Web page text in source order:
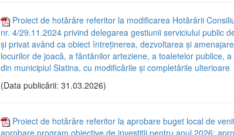
Proiect de hotărâre referitor la modificarea Hotărârii
nr. 4/29.11.2024 privind delegarea gestiunii serviciului public
și privat având ca obiect întreținerea, dezvoltarea și
locurilor de joacă, a fântânilor arteziene, a toaletelor publice,
din municipiul Slatina, cu modificările și completările ulterioare
(Data publicării: 31.03.2026)
Proiect de hotărâre referitor la aprobare buget local de
aprobare program obiective de investiții pentru anul 2026;